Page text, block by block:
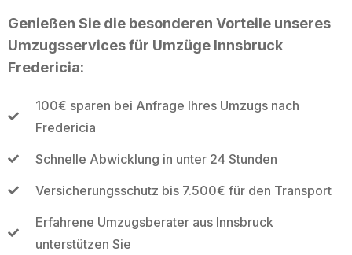
Genießen Sie die besonderen Vorteile unseres
Umzugsservices für Umzüge Innsbruck
Fredericia:
100€ sparen bei Anfrage Ihres Umzugs nach
Fredericia
Schnelle Abwicklung in unter 24 Stunden
Versicherungsschutz bis 7.500€ für den Transport
Erfahrene Umzugsberater aus Innsbruck
unterstützen Sie